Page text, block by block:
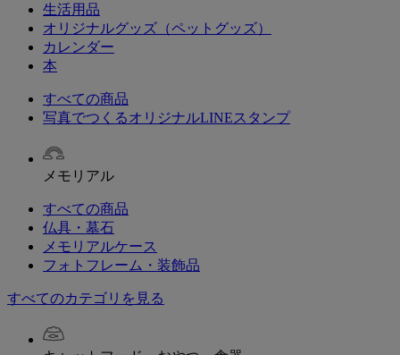
生活用品
オリジナルグッズ（ペットグッズ）
カレンダー
本
すべての商品
写真でつくるオリジナルLINEスタンプ
メモリアル
すべての商品
仏具・墓石
メモリアルケース
フォトフレーム・装飾品
すべてのカテゴリを見る